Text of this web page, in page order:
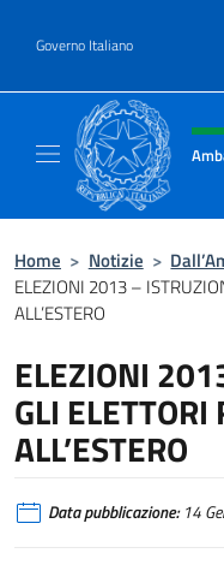
Governo Italiano
Intestazione
Home > Notizie >
ELEZIONI 2013 –
ALL’ESTERO
ELEZIONI
GLI ELETTORI
ALL’ESTERO
Data pubblicazione:14